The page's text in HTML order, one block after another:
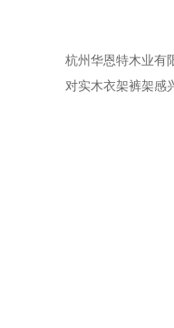
杭州华恩特木业有
对实木衣架裤架感